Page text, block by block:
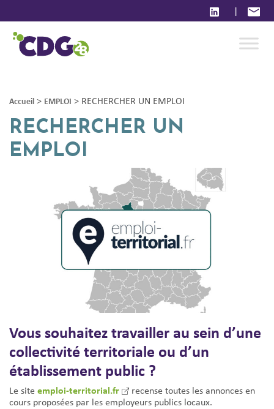
|
Accueil > EMPLOI > RECHERCHER UN EMPLOI
RECHERCHER UN
EMPLOI
Vous souhaitez travailler au sein d’une
collectivité territoriale ou d’un
établissement public ?
Le siteemploi-territorial.fr
recense toutes les annonces en
cours proposées par les employeurs publics locaux.